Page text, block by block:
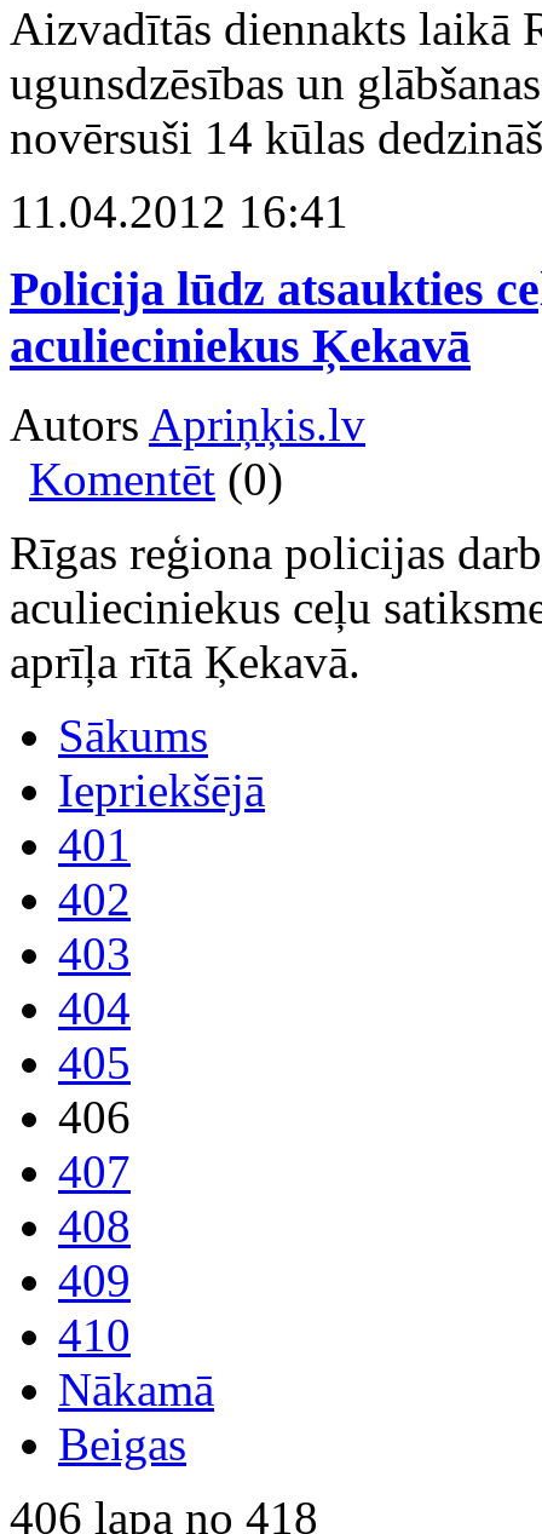
Aizvadītās diennakts laikā
ugunsdzēsības un
novērsuši 14 kūlas
11.04.2012 16:41
Policija lūdz atsaukties
aculieciniekus Ķekavā
Autors Apriņķis.lv
Komentēt (0)
Rīgas reģiona policijas
aculieciniekus ceļu
aprīļa rītā Ķekavā.
Sākums
Iepriekšējā
401
402
403
404
405
406
407
408
409
410
Nākamā
Beigas
406 lapa no 418